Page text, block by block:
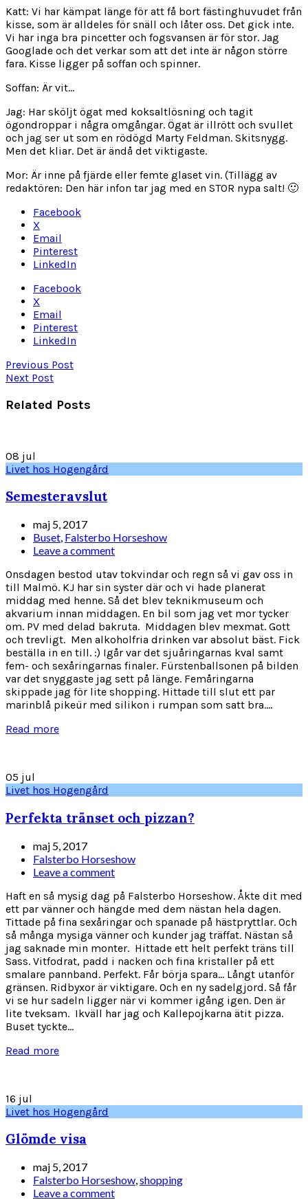
Katt: Vi har kämpat länge för att få bort fästinghuvudet från
kisse, som är alldeles för snäll och låter oss. Det gick inte.
Vi har inga bra pincetter och fogsvansen är för stor. Jag
Googlade och det verkar som att det inte är någon större
fara. Kisse ligger på soffan och spinner.
Soffan: Är vit…
Jag: Har sköljt ögat med koksaltlösning och tagit
ögondroppar i några omgångar. Ögat är illrött och svullet
och jag ser ut som en rödögd Marty Feldman. Skitsnygg.
Men det kliar. Det är ändå det viktigaste.
Mor: Är inne på fjärde eller femte glaset vin. (Tillägg av
redaktören: Den här infon tar jag med en STOR nypa salt! 🙂
Facebook
X
Email
Pinterest
LinkedIn
Facebook
X
Email
Pinterest
LinkedIn
Previous Post
Next Post
Related Posts
08 jul
Livet hos Hogengård
Semesteravslut
maj 5, 2017
Buset, Falsterbo Horseshow
Leave a comment
Onsdagen bestod utav tokvindar och regn så vi gav oss in
till Malmö. KJ har sin syster där och vi hade planerat
middag med henne. Så det blev teknikmuseum och
akvarium innan middagen. En bil som jag vet mor tycker
om. PV med delad bakruta. Middagen blev mexmat. Gott
och trevligt. Men alkoholfria drinken var absolut bäst. Fick
beställa in en till. :) Igår var det sjuåringarnas kval samt
fem- och sexåringarnas finaler. Fürstenballsonen på bilden
var det snyggaste jag sett på länge. Femåringarna
skippade jag för lite shopping. Hittade till slut ett par
marinblå pikeür med silikon i rumpan som satt bra....
Read more
05 jul
Livet hos Hogengård
Perfekta tränset och pizzan?
maj 5, 2017
Falsterbo Horseshow
Leave a comment
Haft en så mysig dag på Falsterbo Horseshow. Åkte dit med
ett par vänner och hängde med dem nästan hela dagen.
Tittade på fina sexåringar och spanade på hästpryttlar. Och
så många mysiga vänner och kunder jag träffat. Nästan så
jag saknade min monter. Hittade ett helt perfekt träns till
Sass. Vitfodrat, padd i nacken och fina kristaller på ett
smalare pannband. Perfekt. Får börja spara... Långt utanför
gränsen. Ridbyxor är viktigare. Och en ny sadelgjord. Så får
vi se hur sadeln ligger när vi kommer igång igen. Den är
lite tveksam. Ikväll har jag och Kallepojkarna ätit pizza.
Buset tyckte...
Read more
16 jul
Livet hos Hogengård
Glömde visa
maj 5, 2017
Falsterbo Horseshow,shopping
Leave a comment